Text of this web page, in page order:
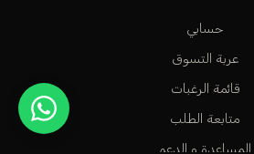
حسابي
عربة التسوق
قائمة الرغبات
متابعة الطلب
المساعدة و الدعم